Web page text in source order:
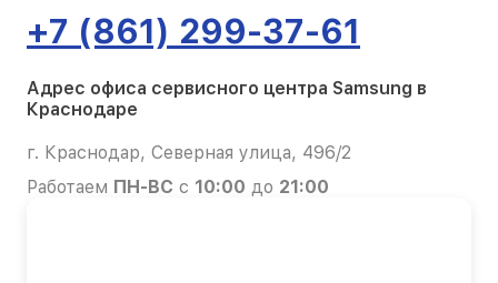
+7 (861) 299-37-61
Адрес офиса сервисного центра Samsung в
Краснодаре
г. Краснодар, Северная улица, 496/2
Работаем ПН-ВС с 10:00 до 21:00